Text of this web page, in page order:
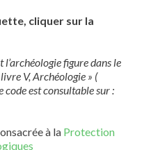
cliquer sur la
figure dans le
V, Archéologie » (
est consultable sur :
à la Protection